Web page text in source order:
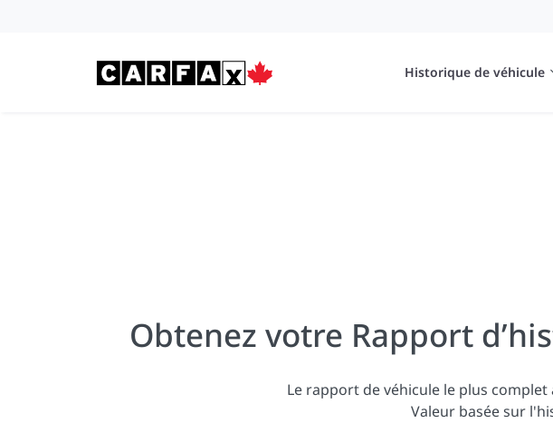
Historique de véhicule
Obtenez votre Rapport
Le rapport de véhicule le plus
Valeur basée sur